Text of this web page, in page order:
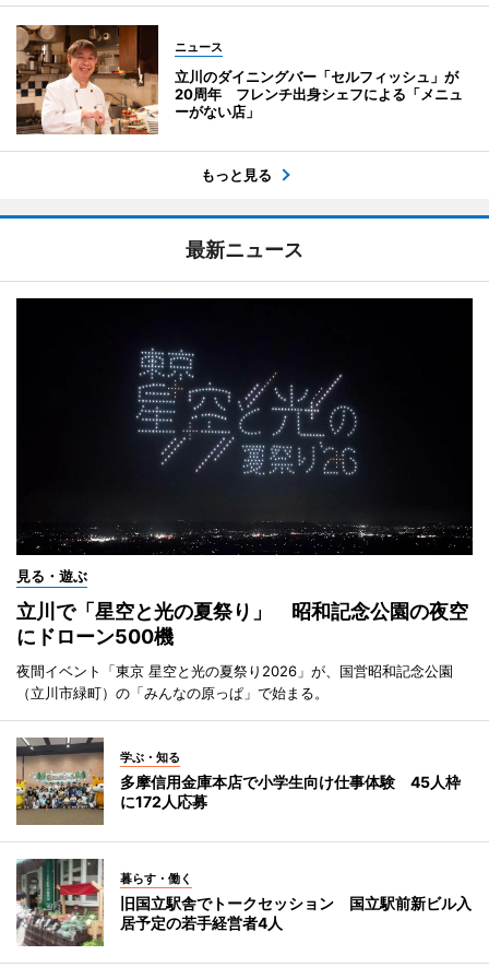
ニュース
立川のダイニングバー「セルフィッシュ」が
20周年 フレンチ出身シェフによる「メニュ
ーがない店」
もっと見る
最新ニュース
見る・遊ぶ
立川で「星空と光の夏祭り」 昭和記念公園の夜空
にドローン500機
夜間イベント「東京 星空と光の夏祭り2026」が、国営昭和記念公園
（立川市緑町）の「みんなの原っぱ」で始まる。
学ぶ・知る
多摩信用金庫本店で小学生向け仕事体験 45人枠
に172人応募
暮らす・働く
旧国立駅舎でトークセッション 国立駅前新ビル入
居予定の若手経営者4人